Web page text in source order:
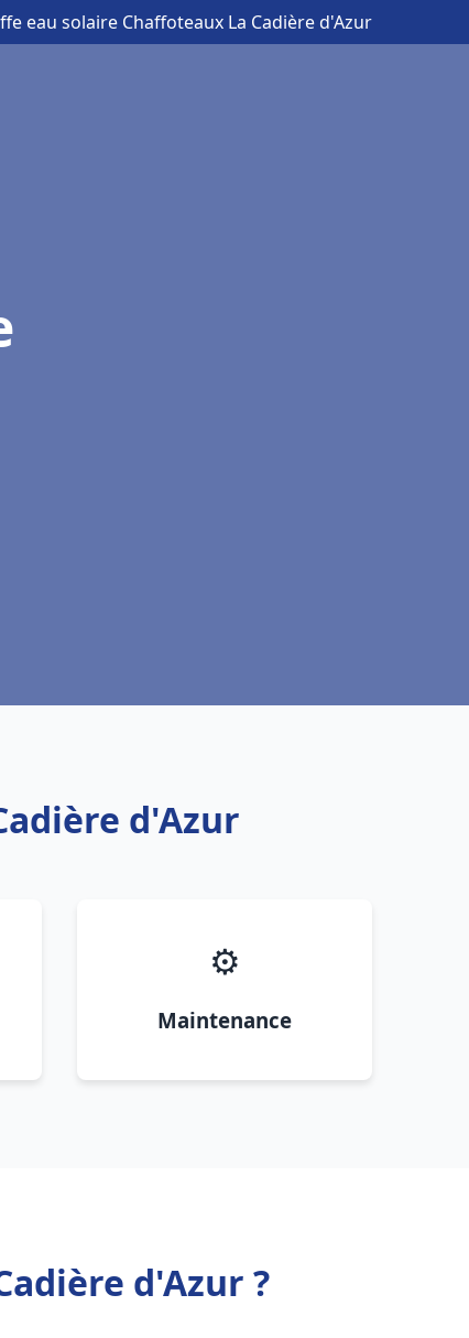
eau solaire Chaffoteaux La Cadière d'Azur
d'Azur
⚙️
Maintenance
d'Azur ?